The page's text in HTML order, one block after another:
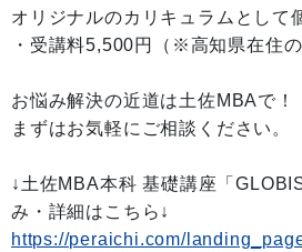
オリジナルのカリキュラムとして
・受講料5,500円（※高知県在住の
お悩み解決の近道は土佐MBAで！
まずはお気軽にご相談ください。
↓土佐MBA本科 基礎講座「
み・詳細はこちら↓
https://peraichi.com/